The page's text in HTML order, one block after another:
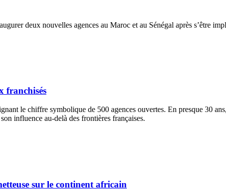
deux nouvelles agences au Maroc et au Sénégal après s’être
franchisés
le chiffre symbolique de 500 agences ouvertes. En presque 30
influence au-delà des frontières françaises.
sur le continent africain